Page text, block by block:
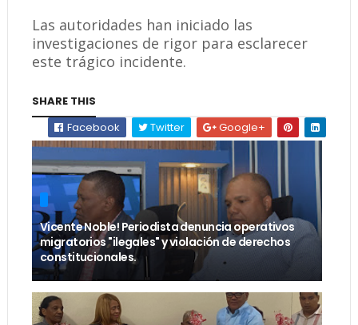
Las autoridades han iniciado las
investigaciones de rigor para esclarecer
este trágico incidente.
SHARE THIS
Facebook
Twitter Google+
Vicente Noble! Periodista denuncia operativos
migratorios "ilegales" y violación de derechos
constitucionales.